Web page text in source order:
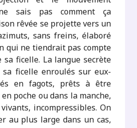
sais pas comment ça
rêvée se projette vers un
sans freins, élaboré
qui ne tiendrait pas compte
sa ficelle. La langue secrète
ficelle enroulés sur eux-
en fagots, prêts à être
poche ou dans la manche,
incompressibles. On
au plus large dans un cas,